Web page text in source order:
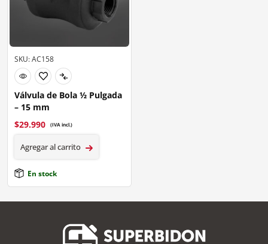
SKU: AC158
Válvula de Bola ½ Pulgada
– 15 mm
$29.990 (IVA incl.)
Agregar al carrito
En stock